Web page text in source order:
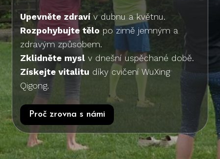
Upevněte zdraví v dubnu a květnu.
Rozpohybujte tělo po zimě jemným a
zdravým způsobem.
Zklidněte mysl v dnešní uspěchané době.
Získejte vitalitu díky cvičení WuXing
Qigong.
Proč zrovna s námi